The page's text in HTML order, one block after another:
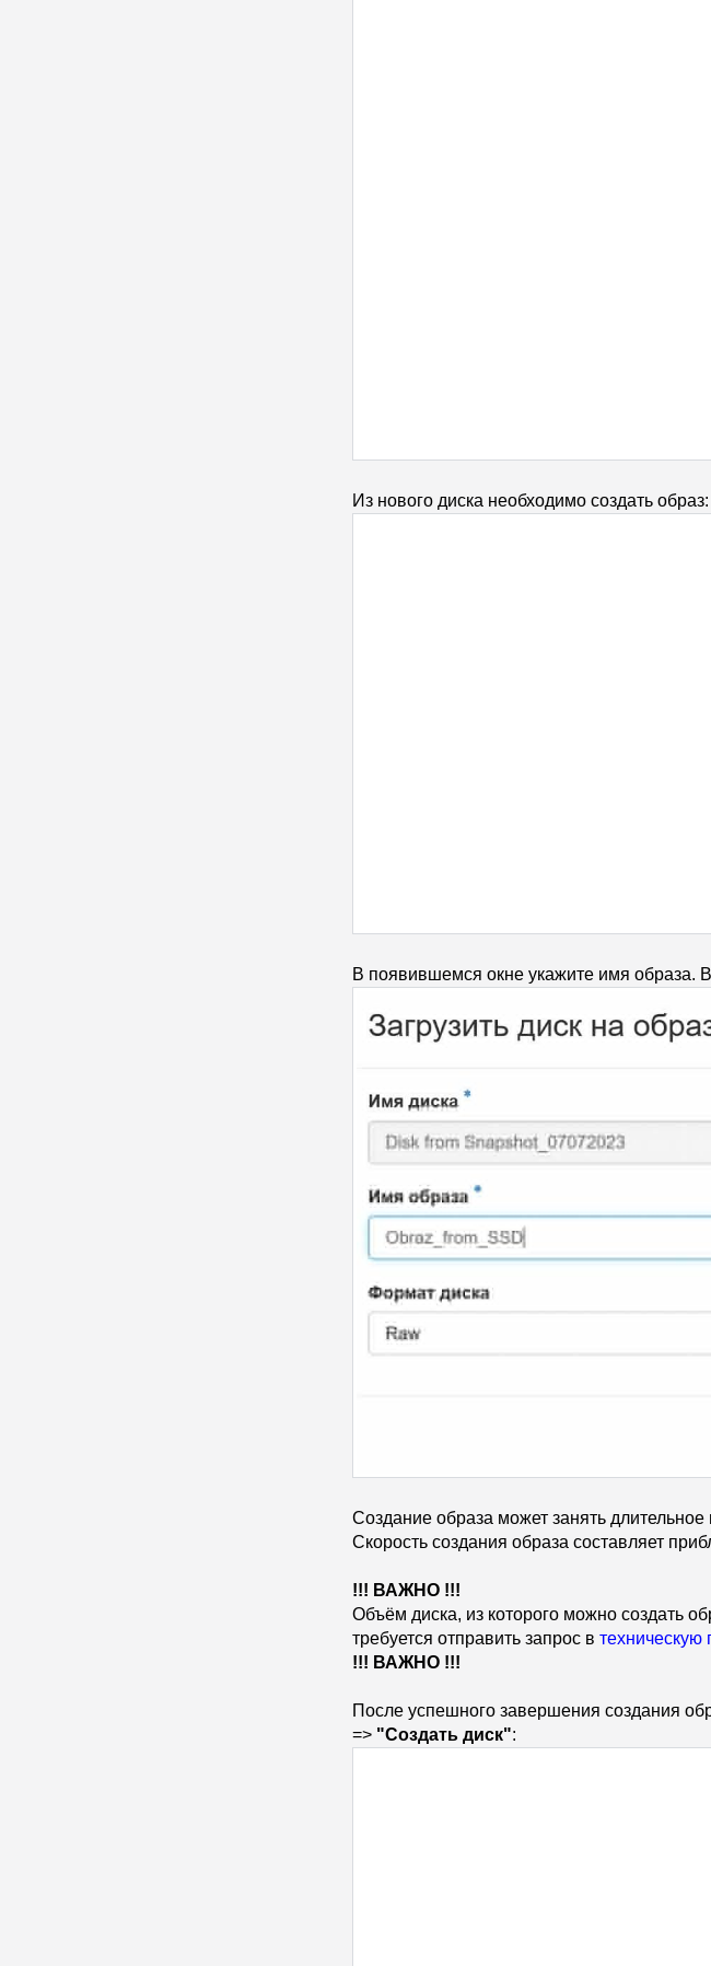
Из нового диска необходимо создать образ:
В появившемся окне укажите имя образа.
Создание образа может занять
Скорость создания образа составляет
!!! ВАЖНО !!!
Объём диска, из которого можно создать
требуется отправить запрос в техническую
!!! ВАЖНО !!!
После успешного завершения создания
=> "Создать диск":